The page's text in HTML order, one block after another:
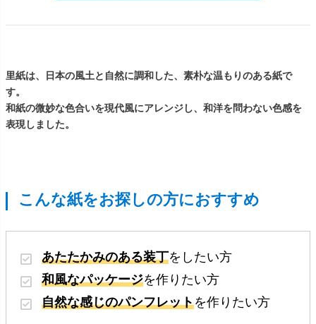
里紙は、日本の風土と自然に調和した、素朴な温もりのある紙で
す。
和紙の微妙な色合いを現代風にアレンジし、和洋を問わない色感を
表現しました。
こんな紙をお探しの方におすすめ
あたたかみのある装丁をしたい方
和風なパッケージを作りたい方
自然な感じのパンフレットを作りたい方